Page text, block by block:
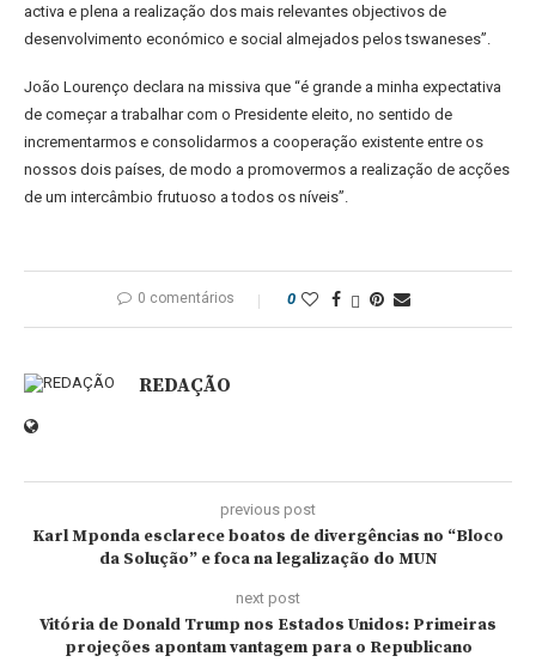
activa e plena a realização dos mais relevantes objectivos de
desenvolvimento económico e social almejados pelos tswaneses”.
João Lourenço declara na missiva que “é grande a minha expectativa
de começar a trabalhar com o Presidente eleito, no sentido de
incrementarmos e consolidarmos a cooperação existente entre os
nossos dois países, de modo a promovermos a realização de acções
de um intercâmbio frutuoso a todos os níveis”.
0 comentários 0
REDAÇÃO
previous post
Karl Mponda esclarece boatos de divergências no “Bloco
da Solução” e foca na legalização do MUN
next post
Vitória de Donald Trump nos Estados Unidos: Primeiras
projeções apontam vantagem para o Republicano